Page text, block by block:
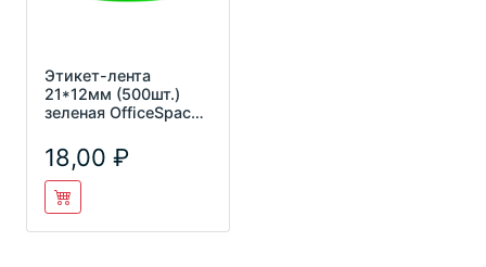
Этикет-лента
21*12мм (500шт.)
зеленая OfficeSpace
18,00